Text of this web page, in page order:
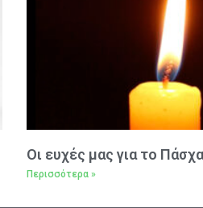
Oι ευχές μας για το
Περισσότερα »